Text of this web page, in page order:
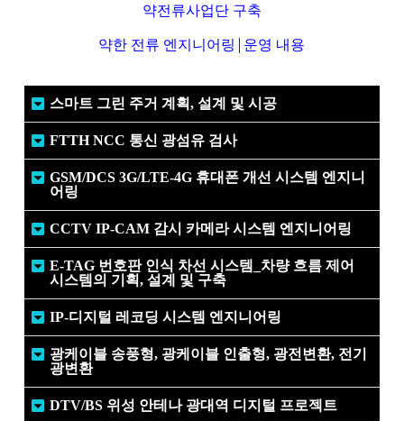
약전류사업단 구축
약한 전류 엔지니어링 | 운영 내용
스마트 그린 주거 계획, 설계 및 시공
FTTH NCC 통신 광섬유 검사
GSM/DCS 3G/LTE-4G 휴대폰 개선 시스템 엔지니
어링
CCTV IP-CAM 감시 카메라 시스템 엔지니어링
E-TAG 번호판 인식 차선 시스템_차량 흐름 제어
시스템의 기획, 설계 및 구축
IP-디지털 레코딩 시스템 엔지니어링
광케이블 송풍형, 광케이블 인출형, 광전변환, 전기
광변환
DTV/BS 위성 안테나 광대역 디지털 프로젝트